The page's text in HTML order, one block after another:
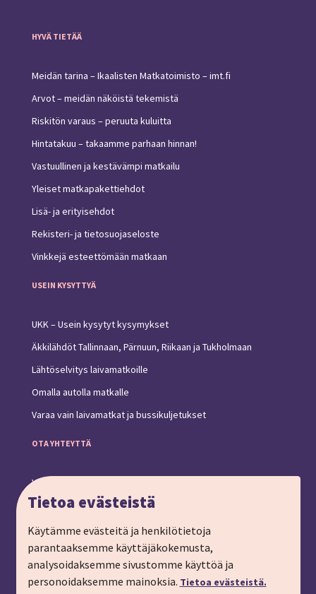
HYVÄ TIETÄÄ
Meidän tarina – Ikaalisten Matkatoimisto – imt.fi
Arvot – meidän näköistä tekemistä
Riskitön varaus – peruuta kuluitta
Hintatakuu – takaamme parhaan hinnan!
Vastuullinen ja kestävämpi matkailu
Yleiset matkapakettiehdot
Lisä- ja erityisehdot
Rekisteri- ja tietosuojaseloste
Vinkkejä esteettömään matkaan
USEIN KYSYTTYÄ
UKK – Usein kysytyt kysymykset
Äkkilähdöt Tallinnaan, Pärnuun, Riikaan ja Tukholmaan
Lähtöselvitys laivamatkoille
Omalla autolla matkalle
Varaa vain laivamatkat ja bussikuljetukset
OTA YHTEYTTÄ
Yhteystiedot ja toimipiste
Anna palautetta
Ryhmämatkat, pyydä tarjous
Tilaa matkalahjakortti
Tilaa esite
Tietoa evästeistä
Käytämme evästeitä ja henkilötietoja
parantaaksemme käyttäjäkokemusta,
analysoidaksemme sivustomme käyttöä ja
personoidaksemme mainoksia. Tietoa evästeistä.